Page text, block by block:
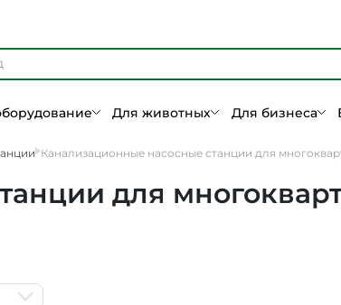
Для животных Для бизнеса
Канализационные насосные станции для
для